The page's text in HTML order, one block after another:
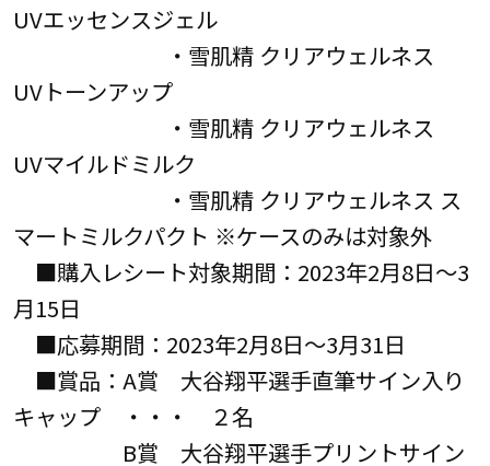
UVエッセンスジェル
・雪肌精 クリアウェルネス
UVトーンアップ
・雪肌精 クリアウェルネス
UVマイルドミルク
・雪肌精 クリアウェルネス ス
マートミルクパクト ※ケースのみは対象外
■購入レシート対象期間：2023年2月8日～3
月15日
■応募期間：2023年2月8日～3月31日
■賞品：A賞 大谷翔平選手直筆サイン入り
キャップ ・・・ ２名
B賞 大谷翔平選手プリントサイン